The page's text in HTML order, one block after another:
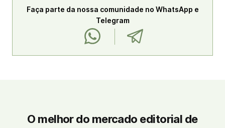
Faça parte da nossa comunidade no WhatsApp e
Telegram
O melhor do mercado editorial de